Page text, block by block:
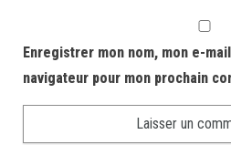
Enregistrer mon nom, mon e-
navigateur pour mon prochain